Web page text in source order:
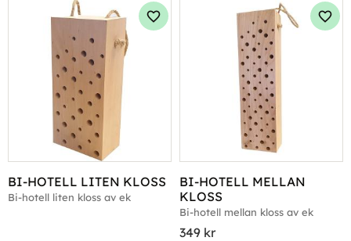
BI-HOTELL LITEN KLOSS
Bi-hotell liten kloss av ek
Lägg till i favoriter
BI-HOTELL MELLAN
KLOSS
Bi-hotell mellan kloss av ek
349 kr